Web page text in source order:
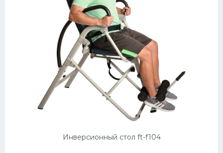
Инверсионный стол ft-f104